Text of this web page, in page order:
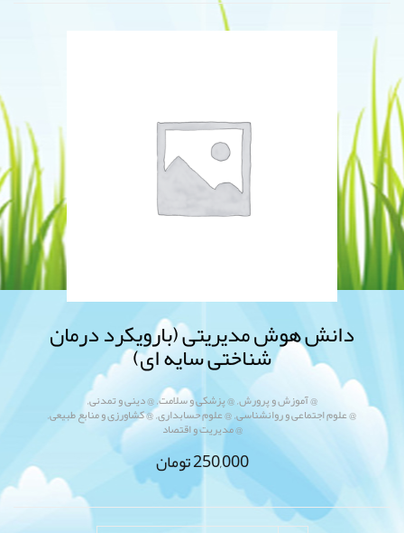
دانش هوش مدیریتی (بارویکرد درمان
شناختی سایه ای)
@ آموزش و پرورش,@ پزشکی و سلامت,@ دینی و تمدنی,
@ علوم اجتماعی و روانشناسی,@ علوم حسابداری,@ کشاورزی و منابع طبیعی,
@ مدیریت و اقتصاد
250,000تومان